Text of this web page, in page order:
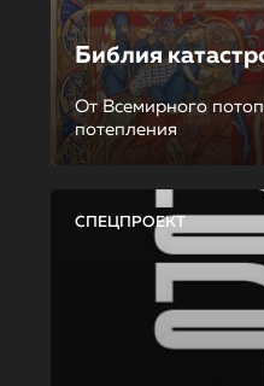
Библия
От Всемирного
потепления
СПЕЦПРОЕКТ